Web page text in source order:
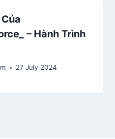
– Hành Trình
27 July 2024